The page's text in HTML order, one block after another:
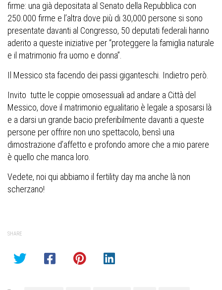
firme: una già depositata al Senato della Repubblica con
250.000 firme e l’altra dove più di 30,000 persone si sono
presentate davanti al Congresso, 50 deputati federali hanno
aderito a queste iniziative per “proteggere la famiglia naturale
e il matrimonio fra uomo e donna”.
Il Messico sta facendo dei passi giganteschi. Indietro però.
Invito tutte le coppie omosessuali ad andare a Città del
Messico, dove il matrimonio egualitario è legale a sposarsi là
e a darsi un grande bacio preferibilmente davanti a queste
persone per offrire non uno spettacolo, bensì una
dimostrazione d’affetto e profondo amore che a mio parere
è quello che manca loro.
Vedete, noi qui abbiamo il fertility day ma anche là non
scherzano!
SHARE